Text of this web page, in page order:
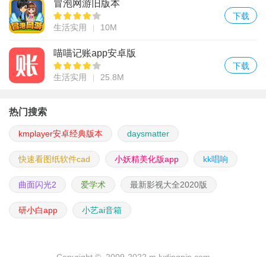
冒泡网游旧版本
生活实用 10M
下载
喵喵记账app安卓版
生活实用 25.8M
下载
热门搜索
kmplayer安卓经典版本 daysmatter
快速看图纸软件cad 小妖精美化版app kk唱响
曲面闪光2 爱学术 最新影视大全2020版
研小白app 小艺ai音箱